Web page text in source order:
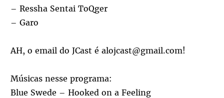
– Ressha Sentai ToQger
– Garo
AH, o email do JCast é alojcast@gmail.com!
Músicas nesse programa:
Blue Swede – Hooked on a Feeling